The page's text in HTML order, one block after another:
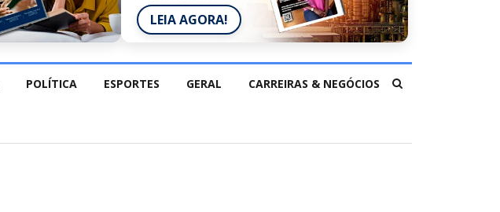
LEIA AGORA!
POLÍTICA ESPORTES GERAL CARREIRAS & NEGÓCIOS